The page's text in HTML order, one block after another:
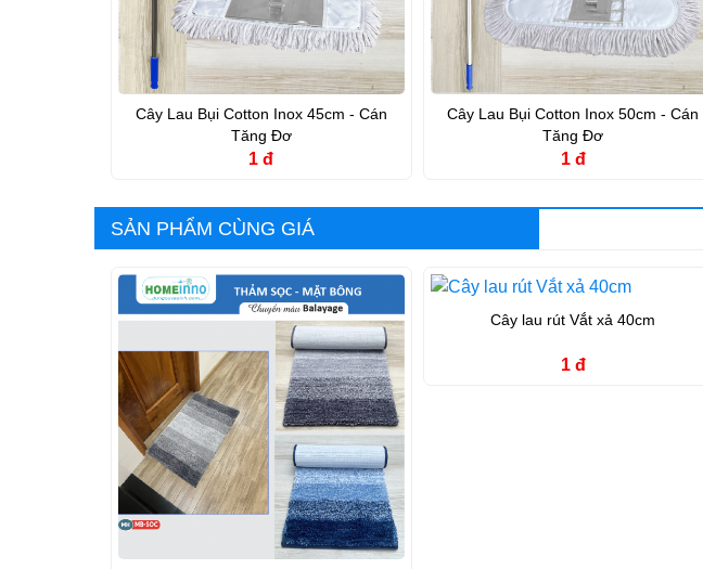
Cây Lau Bụi Cotton Inox 45cm - Cán
Tăng Đơ
1 đ
Cây Lau Bụi Cotton Inox 50cm - Cán
Tăng Đơ
1 đ
SẢN PHẨM CÙNG GIÁ
Cây lau rút Vắt xả 40cm
1 đ